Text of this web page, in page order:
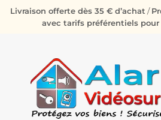
Livraison offerte dès 35 € d’achat /
avec tarifs préférentiels